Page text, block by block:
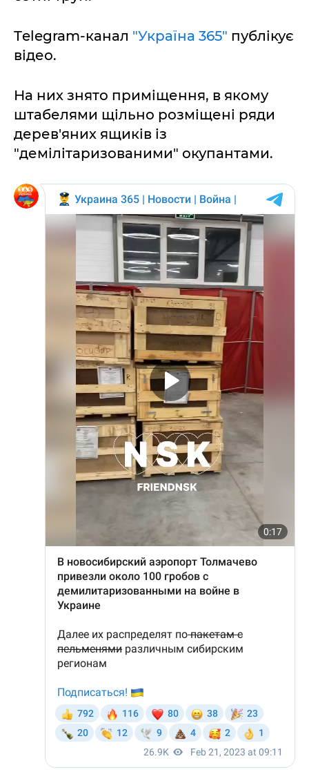
Тelegram-канал "Україна 365" публікує
відео.
На них знято приміщення, в якому
штабелями щільно розміщені ряди
дерев'яних ящиків із
"демілітаризованими" окупантами.